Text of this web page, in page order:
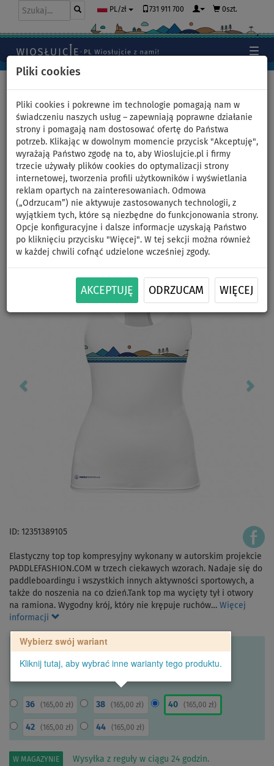
Pliki cookies
Pliki cookies i pokrewne im technologie pomagają nam w
świadczeniu naszych usług – zapewniają poprawne działanie
strony i pomagają nam dostosować ofertę do Państwa
potrzeb. Klikając w dowolnym momencie przycisk "Akceptuję",
wyrażają Państwo zgodę na to, aby Wioslujcie.pl i firmy
trzecie używały plików cookies do optymalizacji strony
internetowej, tworzenia profili użytkowników i wyświetlania
reklam opartych na zainteresowaniach. Odmowa
(„Odrzucam”) nie aktywuje zastosowanych technologii, z
wyjątkiem tych, które są niezbędne do funkcjonowania strony.
Opcje konfiguracyjne i dalsze informacje uzyskają Państwo
po kliknięciu przycisku "Więcej". W tej sekcji można również
w każdej chwili cofnąć udzielone wcześniej zgody.
AKCEPTUJĘ ODRZUCAM WIĘCEJ
PL/zł 731 911 700 0szt.
Top elastyczny, damski z lycry
PADDLEBOARDING WHITE -
rozmiar: 40
NASZ
WYBÓR
Previous
ID: 12351389105
Elastyczny top top kompresyjny wykonany w autorskim projekcie
PADDLEFASHION.COM w trzech ciekawych wzorach. Nadaje się do
paddleboardingu i wszystkich innych aktywności sportowych, a
także do noszenia na co dzień.Tank top ma wycięty tył i otwory
na ramiona. Wygodny krój, który nie krępuje ruchów… Więcej
informacji
Wybierz swój wariant
Kliknij tutaj, aby wybrać inne warianty tego produktu.
36 ( 165,00 zł) 38 ( 165,00 zł) 40 ( 165,00 zł)
42 ( 165,00 zł) 44 ( 165,00 zł)
W MAGAZYNIE Wysyłka z reguły w ciągu 24 godzin.